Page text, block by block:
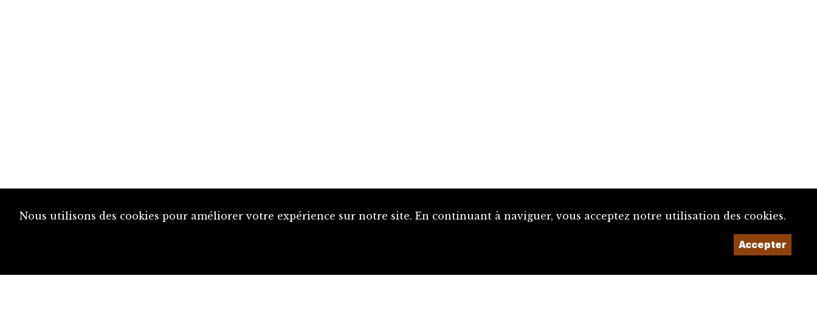
Nous utilisons des cookies pour améliorer votre expérience sur notre site. En continuant à naviguer, vous acceptez notre utilisation des cookies.
Accepter